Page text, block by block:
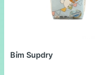
Bỉm Supdry